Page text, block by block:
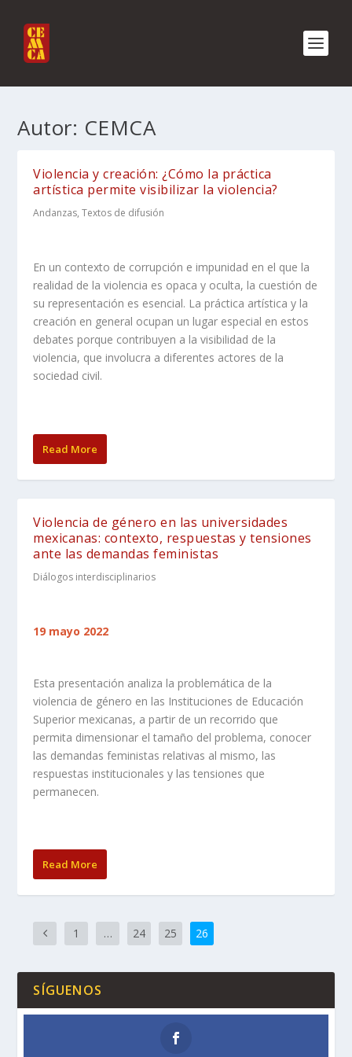
Autor: CEMCA
Violencia y creación: ¿Cómo la práctica
artística permite visibilizar la violencia?
Andanzas,Textos de difusión
En un contexto de corrupción e impunidad en el que la
realidad de la violencia es opaca y oculta, la cuestión de
su representación es esencial. La práctica artística y la
creación en general ocupan un lugar especial en estos
debates porque contribuyen a la visibilidad de la
violencia, que involucra a diferentes actores de la
sociedad civil.
Read More
Violencia de género en las universidades
mexicanas: contexto, respuestas y tensiones
ante las demandas feministas
Diálogos interdisciplinarios
19 mayo 2022
Esta presentación analiza la problemática de la
violencia de género en las Instituciones de Educación
Superior mexicanas, a partir de un recorrido que
permita dimensionar el tamaño del problema, conocer
las demandas feministas relativas al mismo, las
respuestas institucionales y las tensiones que
permanecen.
Read More
1 … 24 25 26
SÍGUENOS